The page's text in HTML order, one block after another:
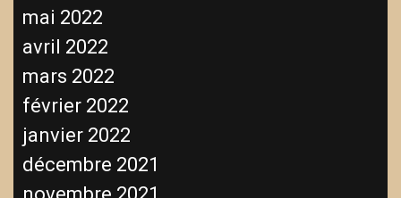
mai 2022
avril 2022
mars 2022
février 2022
janvier 2022
décembre 2021